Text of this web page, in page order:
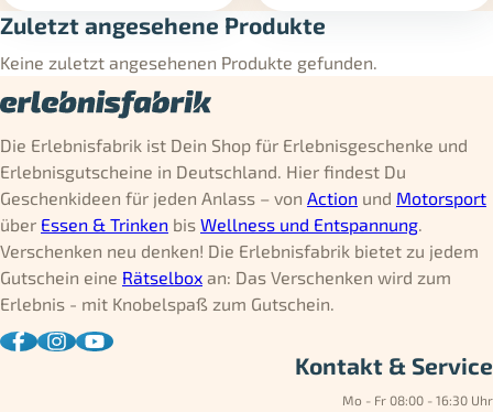
Zuletzt angesehene Produkte
Keine zuletzt angesehenen Produkte gefunden.
Die Erlebnisfabrik ist Dein Shop für Erlebnisgeschenke und
Erlebnisgutscheine in Deutschland. Hier findest Du
Geschenkideen für jeden Anlass – von Action und Motorsport
über Essen & Trinken bis Wellness und Entspannung.
Verschenken neu denken! Die Erlebnisfabrik bietet zu jedem
Gutschein eine Rätselbox an: Das Verschenken wird zum
Erlebnis - mit Knobelspaß zum Gutschein.
Kontakt & Service
Mo - Fr 08:00 - 16:30 Uhr